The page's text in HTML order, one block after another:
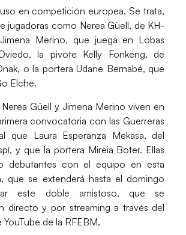
en competición europea. Se trata,
jugadoras como Nerea Güell, de KH-
Jimena Merino, que juega en Lobas
la pivote Kelly Fonkeng, de
o la porteraUdane Bernabé,que
Elche.
Nerea Güell y Jimena Merino viven en
convocatoria con las Guerreras
que Laura Esperanza Mekasa, del
y que la portera Mireia Boter. Ellas
debutantes con el equipo en esta
que se extenderá hasta eldomingo
este doble amistoso, que se
directo y por streaming a través del
de la RFEBM.